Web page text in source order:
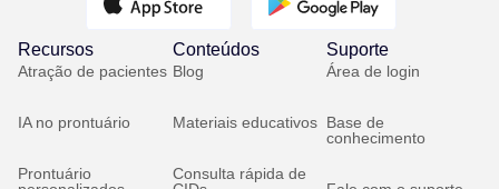
Recursos
Atração de pacientes
IA no prontuário
Prontuário
Conteúdos
Blog
Materiais educativos
Consulta rápida de
Suporte
Área de login
Base de
conhecimento